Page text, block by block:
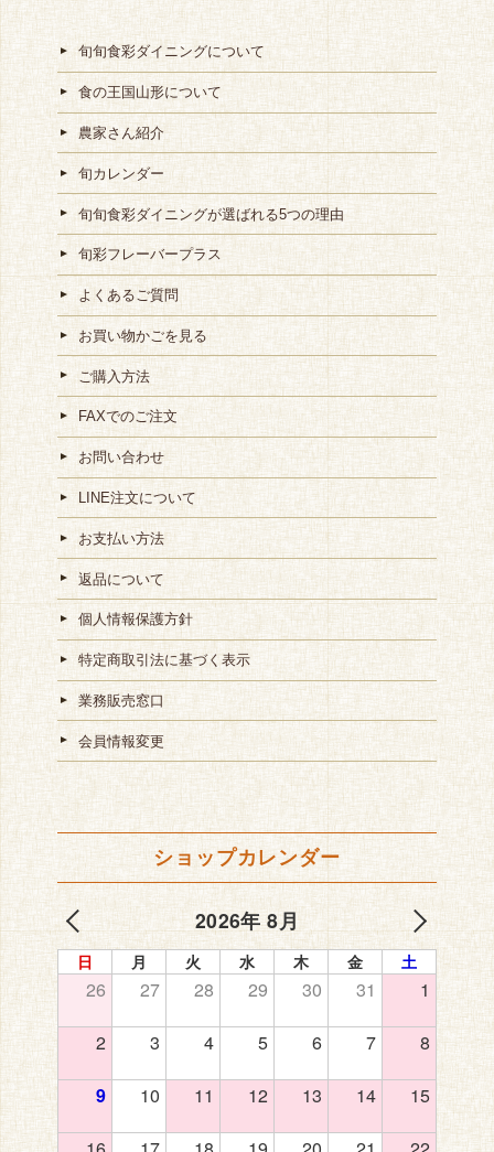
旬旬食彩ダイニングについて
食の王国山形について
農家さん紹介
旬カレンダー
旬旬食彩ダイニングが選ばれる5つの理由
旬彩フレーバープラス
よくあるご質問
お買い物かごを見る
ご購入方法
FAXでのご注文
お問い合わせ
LINE注文について
お支払い方法
返品について
個人情報保護方針
特定商取引法に基づく表示
業務販売窓口
会員情報変更
ショップカレンダー
2026年 8月
日 月 火 水 木 金 土
26 27 28 29 30 31 1
2 3 4 5 6 7 8
9 10 11 12 13 14 15